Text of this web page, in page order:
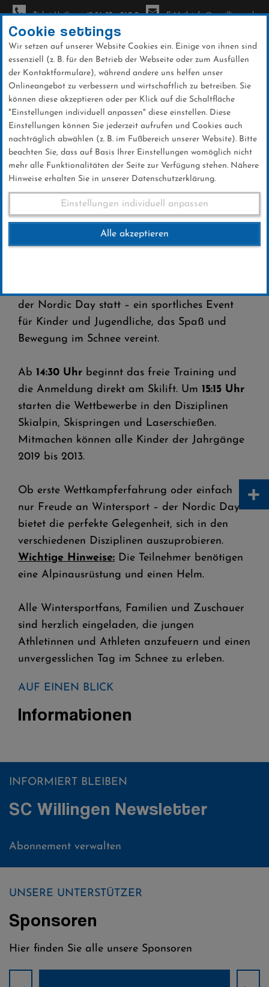
Direkt
zum
Inhalt
Ticket-Hotline: +49 56 32 - 960-0 E-Mail: info@sc-willingen.de
Nordic Day Willingen
Nordic Day Willingen
der Nordic Day statt – ein sportliches Event
für Kinder und Jugendliche, das Spaß und
Bewegung im Schnee vereint.
Ab 14:30 Uhr beginnt das freie Training und
die Anmeldung direkt am Skilift. Um 15:15 Uhr
starten die Wettbewerbe in den Disziplinen
Skialpin, Skispringen und Laserschießen.
Mitmachen können alle Kinder der Jahrgänge
2019 bis 2013.
Ob erste Wettkampferfahrung oder einfach
nur Freude an Wintersport – der Nordic Day
bietet die perfekte Gelegenheit, sich in den
verschiedenen Disziplinen auszuprobieren.
Wichtige Hinweise: Die Teilnehmer benötigen
eine Alpinausrüstung und einen Helm.
Alle Wintersportfans, Familien und Zuschauer
sind herzlich eingeladen, die jungen
Athletinnen und Athleten anzufeuern und einen
unvergesslichen Tag im Schnee zu erleben.
AUF EINEN BLICK
Informationen
Cookie settings
Wir setzen auf unserer Website Cookies ein. Einige von ihnen sind
essenziell (z. B. für den Betrieb der Webseite oder zum Ausfüllen
der Kontaktformulare), während andere uns helfen unser
Onlineangebot zu verbessern und wirtschaftlich zu betreiben. Sie
können diese akzeptieren oder per Klick auf die Schaltfläche
"Einstellungen individuell anpassen" diese einstellen. Diese
Einstellungen können Sie jederzeit aufrufen und Cookies auch
nachträglich abwählen (z. B. im Fußbereich unserer Website). Bitte
beachten Sie, dass auf Basis Ihrer Einstellungen womöglich nicht
mehr alle Funktionalitäten der Seite zur Verfügung stehen. Nähere
Hinweise erhalten Sie in unserer Datenschutzerklärung.
Einstellungen individuell anpassen
Alle akzeptieren
INFORMIERT BLEIBEN
SC Willingen Newsletter
Abonnement verwalten
UNSERE UNTERSTÜTZER
Sponsoren
Hier finden Sie alle unsere Sponsoren
+